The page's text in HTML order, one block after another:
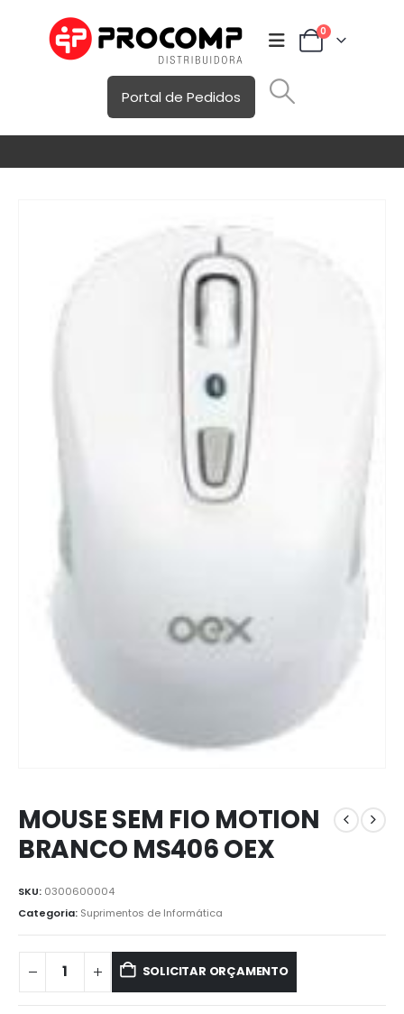
0
Portal de Pedidos
MOUSE SEM FIO MOTION
BRANCO MS406 OEX
SKU: 0300600004
Categoria: ⁠Suprimentos de Informática
SOLICITAR ORÇAMENTO